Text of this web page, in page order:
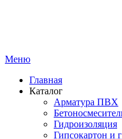
Меню
Главная
Каталог
Арматура ПВХ
Гидроизоляция
Гипсокартон и